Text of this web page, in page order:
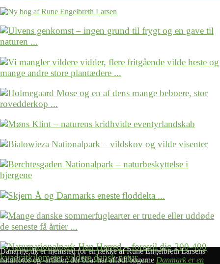
Danarige.dk er hjemsted for en række af Rune Engelbreth Larsens
naturfotos og -artikler, der bl.a. har affødt bøgerne Danmark er en